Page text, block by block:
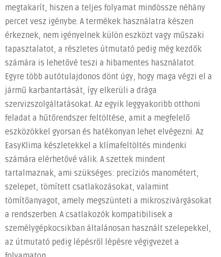
megtakarít, hiszen a teljes folyamat mindössze néhány
percet vesz igénybe. A termékek használatra készen
érkeznek, nem igényelnek külön eszközt vagy műszaki
tapasztalatot, a részletes útmutató pedig még kezdők
számára is lehetővé teszi a hibamentes használatot.
Egyre több autótulajdonos dönt úgy, hogy maga végzi el a
jármű karbantartását, így elkerüli a drága
szervizszolgáltatásokat. Az egyik leggyakoribb otthoni
feladat a hűtőrendszer feltöltése, amit a megfelelő
eszközökkel gyorsan és hatékonyan lehet elvégezni. Az
EasyKlima készletekkel a klímafeltöltés mindenki
számára elérhetővé válik. A szettek mindent
tartalmaznak, ami szükséges: precíziós manométert,
szelepet, tömített csatlakozásokat, valamint
tömítőanyagot, amely megszünteti a mikroszivárgásokat
a rendszerben. A csatlakozók kompatibilisek a
személygépkocsikban általánosan használt szelepekkel,
az útmutató pedig lépésről lépésre végigvezet a